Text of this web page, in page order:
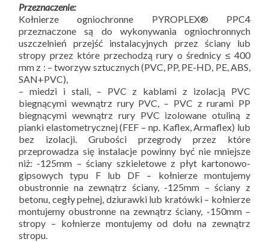
Przeznaczenie:
Kołnierze ogniochronne PYROPLEX® PPC4
przeznaczone są do wykonywania ogniochronnych
uszczelnień przejść instalacyjnych przez ściany lub
stropy przez które przechodzą rury o średnicy ≤ 400
mm z : – tworzyw sztucznych (PVC, PP, PE-HD, PE, ABS,
SAN+PVC),
– miedzi i stali, – PVC z kablami z izolacją PVC
biegnącymi wewnątrz rury PVC, – PVC z rurami PP
biegnącymi wewnątrz rury PVC izolowane otuliną z
pianki elastometrycznej (FEF – np. Kaflex, Armaflex) lub
bez izolacji. Grubości przegrody przez które
przeprowadza się instalacje powinny być nie mniejsze
niż: -125mm – ściany szkieletowe z płyt kartonowo-
gipsowych typu F lub DF – kołnierze montujemy
obustronnie na zewnątrz ściany, -125mm – ściany z
betonu, cegły pełnej, dziurawki lub kratówki – kołnierze
montujemy obustronne na zewnątrz ściany, -150mm –
stropy – kołnierze montujemy od dołu na zewnątrz
stropu.